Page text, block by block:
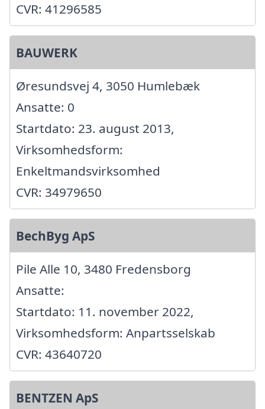
CVR: 41296585
BAUWERK
Øresundsvej 4, 3050 Humlebæk
Ansatte: 0
Startdato: 23. august 2013,
Virksomhedsform:
Enkeltmandsvirksomhed
CVR: 34979650
BechByg ApS
Pile Alle 10, 3480 Fredensborg
Ansatte:
Startdato: 11. november 2022,
Virksomhedsform: Anpartsselskab
CVR: 43640720
BENTZEN ApS